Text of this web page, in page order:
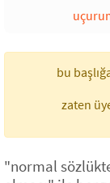
bu
zaten
"normal